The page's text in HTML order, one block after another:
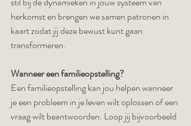
herkomst en brengen we samen patronen in
kaart zodat jij deze bewust kunt gaan
transformeren.
Wanneer een familieopstelling?
Een familieopstelling kan jou helpen wanneer
je een probleem in je leven wilt oplossen of een
vraag wilt beantwoorden. Loop jij bijvoorbeeld